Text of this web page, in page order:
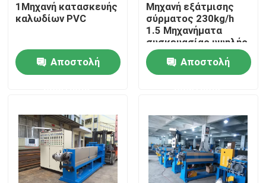
Σπίτι
Βίντεο
Σχετικά με εμάς
1Μηχανή κατασκευής
καλωδίων PVC
Αποστολή
Μηχανή εξάτμισης
σύρματος 230kg/h
1.5 Μηχανήματα
συσκευασίας υψηλής
ταχύτητας
Αποστολή